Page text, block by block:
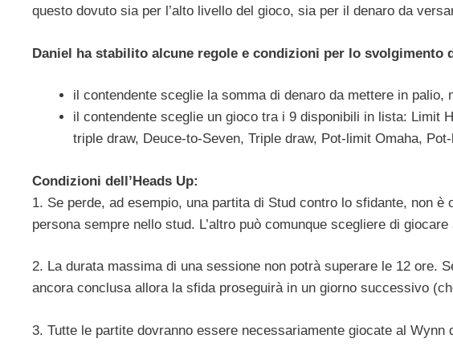
questo dovuto sia per l’alto livello del gioco, sia per il denaro da
Daniel ha stabilito alcune regole e condizioni per lo svolgimento
il contendente sceglie la somma di denaro da mettere in palio,
il contendente sceglie un gioco tra i 9 disponibili in lista: Limit
triple draw, Deuce-to-Seven, Triple draw, Pot-limit Omaha, Pot-
Condizioni dell’Heads Up:
1. Se perde, ad esempio, una partita di Stud contro lo sfidante, non
persona sempre nello stud. L’altro può comunque scegliere di
2. La durata massima di una sessione non potrà superare le 12 ore.
ancora conclusa allora la sfida proseguirà in un giorno successivo
3. Tutte le partite dovranno essere necessariamente giocate al Wynn